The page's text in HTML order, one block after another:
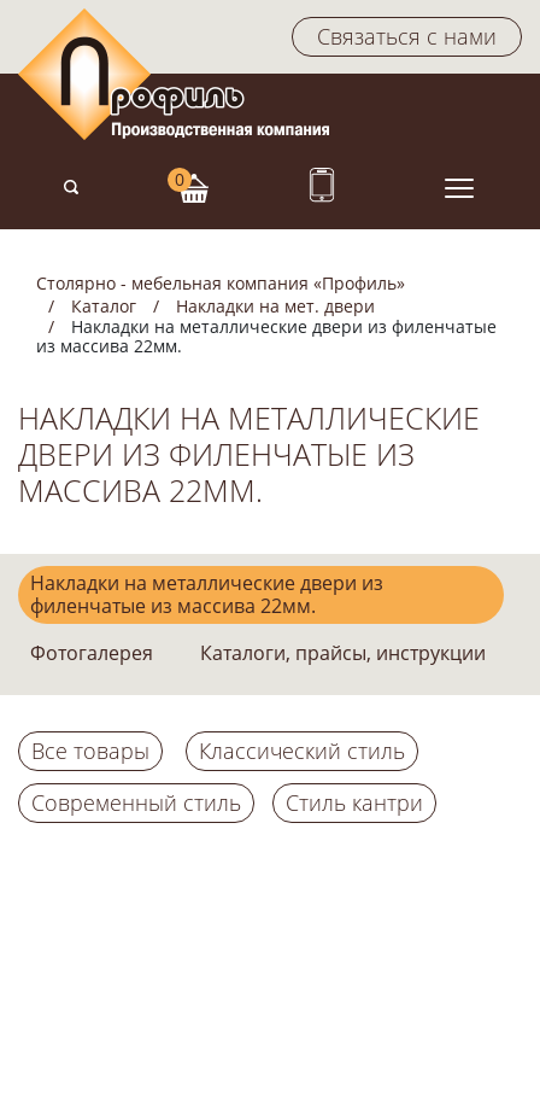
Связаться с нами
Столярно - мебельная компания «Профиль»
Каталог
Накладки на мет. двери
Накладки на металлические двери из филенчатые
из массива 22мм.
НАКЛАДКИ НА МЕТАЛЛИЧЕСКИЕ
ДВЕРИ ИЗ ФИЛЕНЧАТЫЕ ИЗ
МАССИВА 22ММ.
Накладки на металлические двери из
филенчатые из массива 22мм.
Фотогалерея
Каталоги, прайсы, инструкции
Все товары
Классический стиль
Современный стиль
Стиль кантри